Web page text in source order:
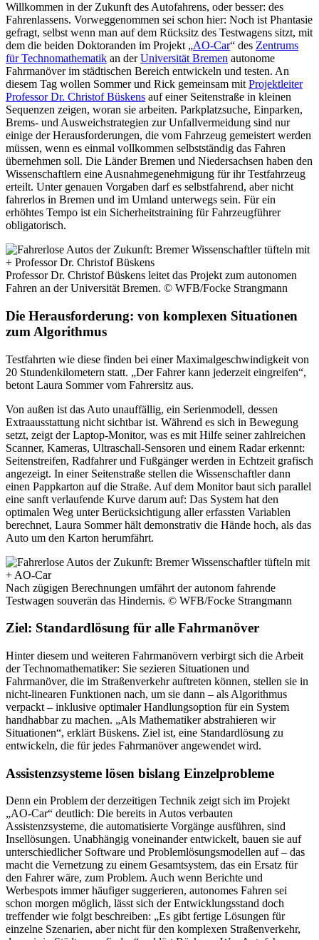
Willkommen in der Zukunft des Autofahrens, oder besser: des
Fahrenlassens. Vorweggenommen sei schon hier: Noch ist Phantasie
gefragt, selbst wenn man auf dem Rücksitz des Testwagens sitzt, mit
dem die beiden Doktoranden im Projekt „AO-Car“ des Zentrums
für Technomathematik an derUniversität Bremen autonome
Fahrmanöver im städtischen Bereich entwickeln und testen. An
diesem Tag wollen Sommer und Rick gemeinsam mit Projektleiter
Professor Dr. Christof Büskens auf einer Seitenstraße in kleinen
Sequenzen zeigen, woran sie arbeiten. Parkplatzsuche, Einparken,
Brems- und Ausweichstrategien zur Unfallvermeidung sind nur
einige der Herausforderungen, die vom Fahrzeug gemeistert werden
müssen, wenn es einmal vollkommen selbstständig das Fahren
übernehmen soll. Die Länder Bremen und Niedersachsen haben den
Wissenschaftlern eine Ausnahmegenehmigung für ihr Testfahrzeug
erteilt. Unter genauen Vorgaben darf es selbstfahrend, aber nicht
fahrerlos in Bremen und im Umland unterwegs sein. Für ein
erhöhtes Tempo ist ein Sicherheitstraining für Fahrzeugführer
obligatorisch.
Professor Dr. Christof Büskens leitet das Projekt zum autonomen
Fahren an der Universität Bremen. © WFB/Focke Strangmann
Die Herausforderung: von komplexen Situationen
zum Algorithmus
Testfahrten wie diese finden bei einer Maximalgeschwindigkeit von
20 Stundenkilometern statt. „Der Fahrer kann jederzeit eingreifen“,
betont Laura Sommer vom Fahrersitz aus.
Von außen ist das Auto unauffällig, ein Serienmodell, dessen
Extraausstattung nicht sichtbar ist. Während es sich in Bewegung
setzt, zeigt der Laptop-Monitor, was es mit Hilfe seiner zahlreichen
Scanner, Kameras, Ultraschall-Sensoren und einem Radar erkennt:
Seitenstreifen, Radfahrer und Fußgänger werden in Echtzeit grafisch
angezeigt. In einer Seitenstraße stellen die Wissenschaftler dann
einen Pappkarton auf die Straße. Auf dem Monitor baut sich parallel
eine sanft verlaufende Kurve darum auf: Das System hat den
optimalen Weg unter Berücksichtigung aller erfassten Variablen
berechnet, Laura Sommer hält demonstrativ die Hände hoch, als das
Auto um den Karton herumfährt.
Nach zügigen Berechnungen umfährt der autonom fahrende
Testwagen souverän das Hindernis. © WFB/Focke Strangmann
Ziel: Standardlösung für alle Fahrmanöver
Hinter diesem und weiteren Fahrmanövern verbirgt sich die Arbeit
der Technomathematiker: Sie sezieren Situationen und
Fahrmanöver, die im Straßenverkehr auftreten können, stellen sie in
nicht-linearen Funktionen nach, um sie dann – als Algorithmus
verpackt – inklusive optimaler Handlungsoption für ein System
handhabbar zu machen. „Als Mathematiker abstrahieren wir
Situationen“, erklärt Büskens. Ziel ist, eine Standardlösung zu
entwickeln, die für jedes Fahrmanöver angewendet wird.
Assistenzsysteme lösen bislang Einzelprobleme
Denn ein Problem der derzeitigen Technik zeigt sich im Projekt
„AO-Car“ deutlich: Die bereits in Autos verbauten
Assistenzsysteme, die automatisierte Vorgänge ausführen, sind
Insellösungen. Unabhängig voneinander entwickelt, bauen sie auf
unterschiedlicher Software und Problemlösungsmodellen auf – das
macht die Vernetzung zu einem Gesamtsystem, das ein Ersatz für
den Fahrer wäre, zum Problem. Auch wenn Berichte und
Werbespots immer häufiger suggerieren, autonomes Fahren sei
schon morgen möglich, lässt sich der Entwicklungsstand doch
treffender wie folgt beschreiben: „Es gibt fertige Lösungen für
einzelne Szenarien, aber nicht für den komplexen Straßenverkehr,